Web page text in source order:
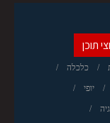
תוכן
כלכלה
יופי